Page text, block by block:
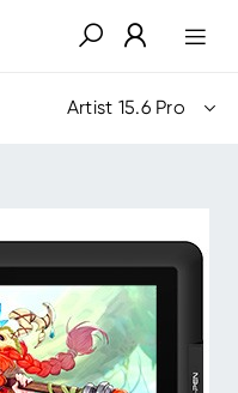
Artist 15.6 Pro